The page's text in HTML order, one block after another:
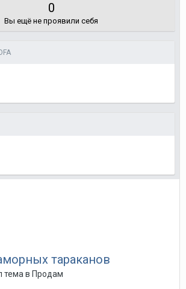
0
Вы ещё не проявили себя
тараканов
тема в Продам